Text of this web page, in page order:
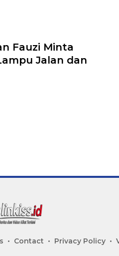
Fauzi Minta
Jalan dan
Contact Privacy Policy